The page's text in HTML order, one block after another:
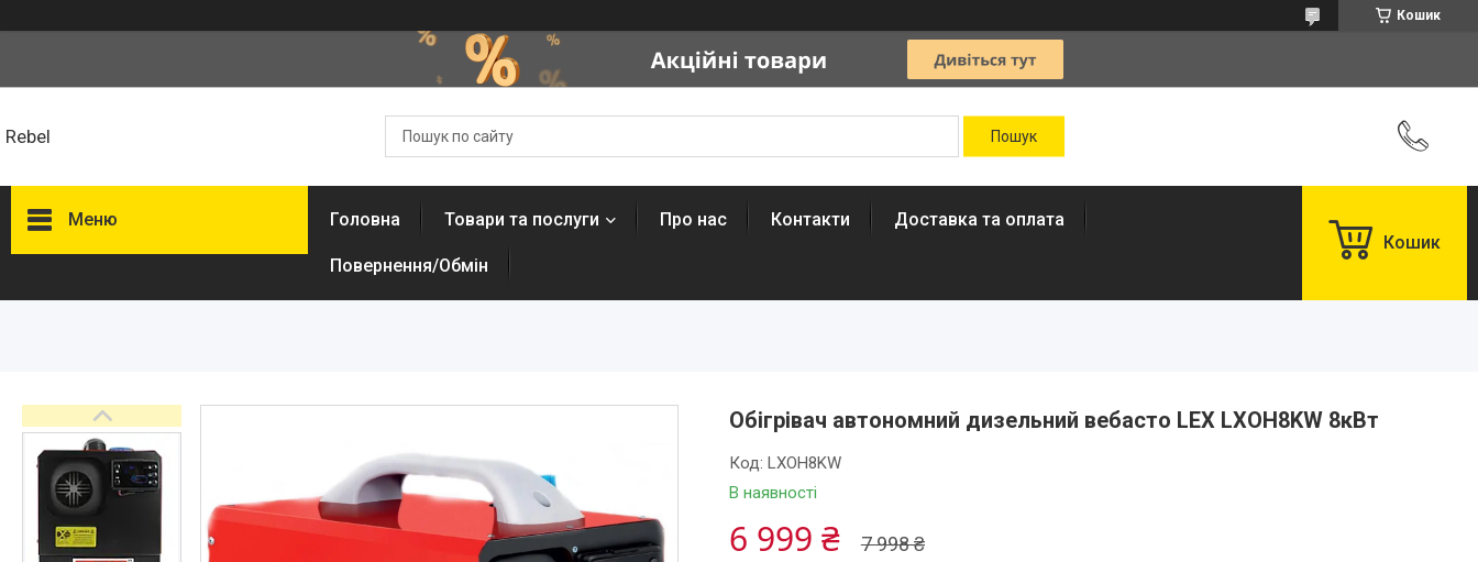
Кошик
Rebel
Меню Головна Товари та послуги Про нас Контакти Доставка та оплата
Повернення/Обмін
Кошик
Обігрівач автономний дизельний вебасто LEX LXOH8KW 8кВт
В наявності
Код: LXOH8KW
7 998 ₴
6 999 ₴